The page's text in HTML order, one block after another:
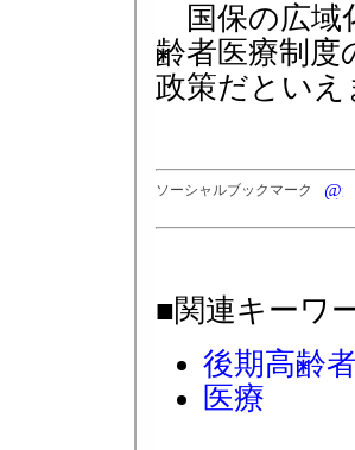
国保の広域
齢者医療制度
政策だといえ
ソーシャルブックマーク
■関連キーワ
後期高齢
医療